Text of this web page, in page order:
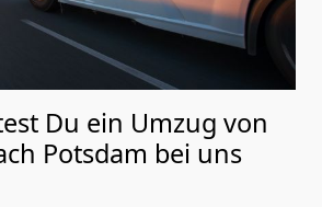
Du ein Umzug von
Potsdam bei uns